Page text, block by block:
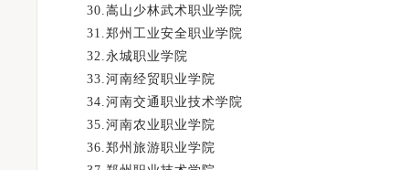
30.嵩山少林武术职业学院
31.郑州工业安全职业学院
32.永城职业学院
33.河南经贸职业学院
34.河南交通职业技术学院
35.河南农业职业学院
36.郑州旅游职业学院